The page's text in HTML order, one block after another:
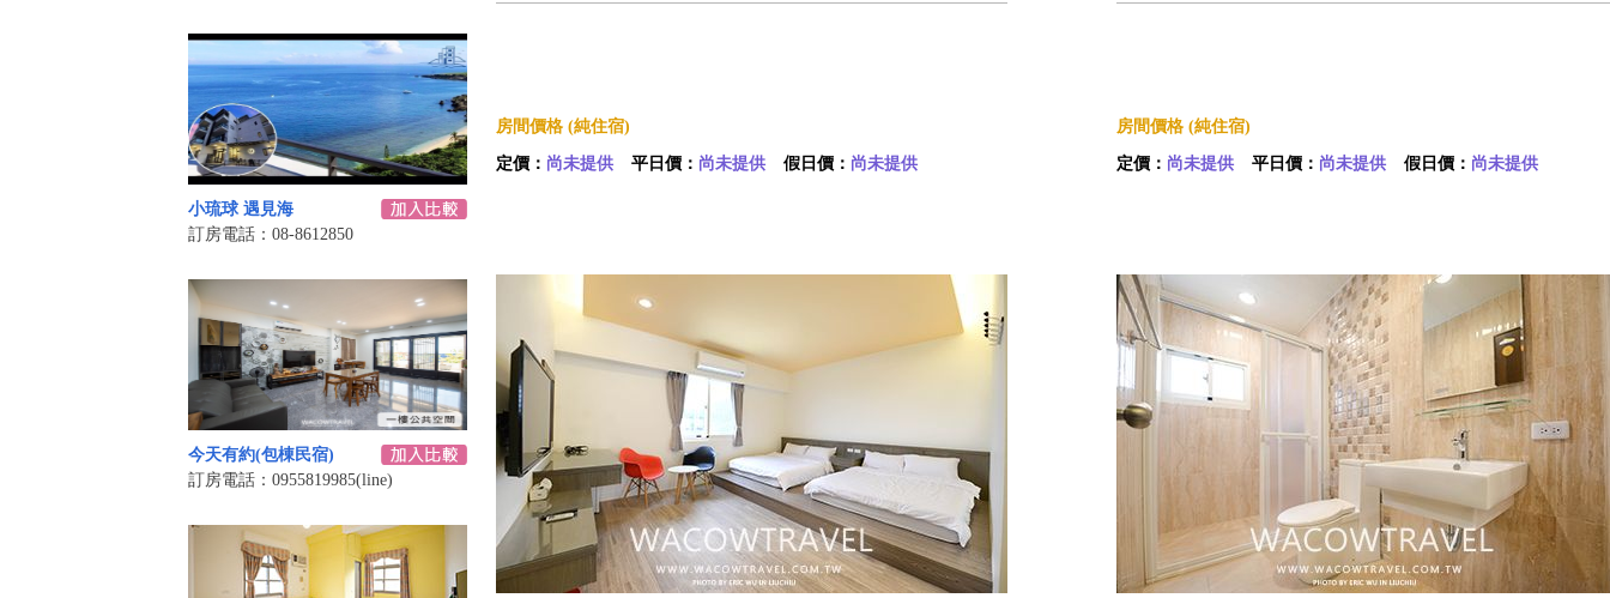
小琉球 遇見海
訂房電話：08-8612850
今天有約(包棟民宿)
訂房電話：0955819985(line)
房間價格 (純住宿)
定價： 尚未提供 平日價： 尚未提供 假日價： 尚未提供
房間價格 (純住宿)
定價： 尚未提供 平日價： 尚未提供 假日價： 尚未提供